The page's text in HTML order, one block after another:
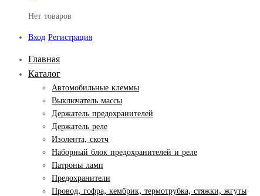
Нет товаров
Вход Регистрация
Главная
Каталог
Автомобильные клеммы
Выключатель массы
Держатель предохранителей
Держатель реле
Изолента, скотч
Наборный блок предохранителей и реле
Патроны ламп
Предохранители
Провод, гофра, кембрик, термотрубка, стяжки, жгуты